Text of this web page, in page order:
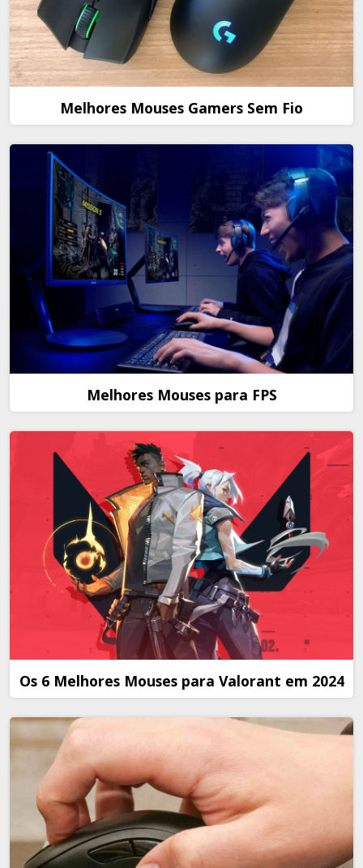
Melhores Mouses Gamers Sem Fio
Melhores Mouses para FPS
Os 6 Melhores Mouses para Valorant em 2024